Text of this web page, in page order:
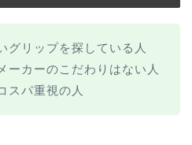
グリップを探している人
ーカーのこだわりはない人
スパ重視の人